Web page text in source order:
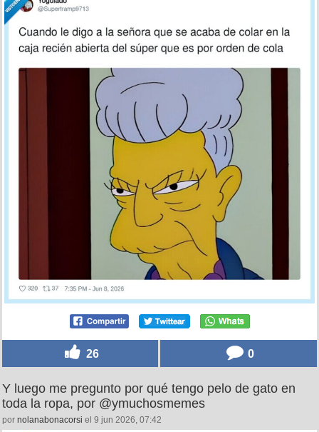
26 0
Y luego me pregunto por qué tengo pelo de gato en
toda la ropa, por @ymuchosmemes
por nolanabonacorsi el 9 jun 2026, 07:42